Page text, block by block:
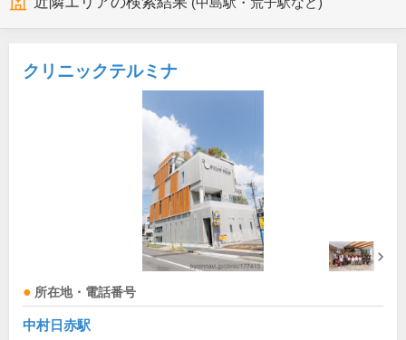
クリニックテルミナ
所在地・電話番号
中村日赤駅